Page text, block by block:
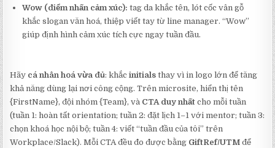
Wow (điểm nhấn cảm xúc): tag da khắc tên, lót cốc vân gỗ
khắc slogan văn hoá, thiệp viết tay từ line manager. “Wow”
giúp định hình cảm xúc tích cực ngay tuần đầu.
Hãy cá nhân hoá vừa đủ: khắcinitials thay vì in logo lớn để tăng
khả năng dùng lại nơi công cộng. Trên microsite, hiển thị tên
{FirstName}, đội nhóm {Team}, và CTA duy nhất cho mỗi tuần
(tuần 1: hoàn tất orientation; tuần 2: đặt lịch 1–1 với mentor; tuần 3:
chọn khoá học nội bộ; tuần 4: viết “tuần đầu của tôi” trên
Workplace/Slack). Mỗi CTA đều đo được bằng GiftRef/UTM để